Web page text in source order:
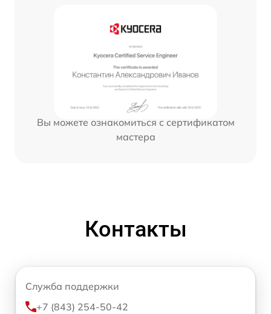
Вы можете ознакомиться с сертификатом
мастера
Контакты
Служба поддержки
+7 (843) 254-50-42